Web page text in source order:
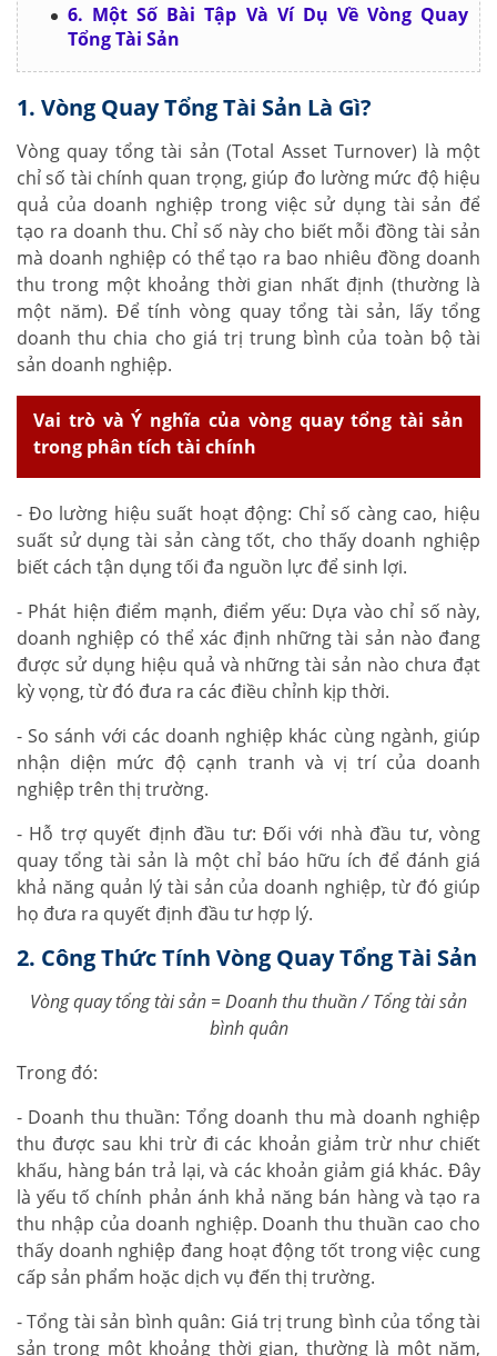
6. Một Số Bài Tập Và Ví Dụ Về Vòng Quay
Tổng Tài Sản
1. Vòng Quay Tổng Tài Sản Là Gì?
Vòng quay tổng tài sản (Total Asset Turnover) là một
chỉ số tài chính quan trọng, giúp đo lường mức độ hiệu
quả của doanh nghiệp trong việc sử dụng tài sản để
tạo ra doanh thu. Chỉ số này cho biết mỗi đồng tài sản
mà doanh nghiệp có thể tạo ra bao nhiêu đồng doanh
thu trong một khoảng thời gian nhất định (thường là
một năm). Để tính vòng quay tổng tài sản, lấy tổng
doanh thu chia cho giá trị trung bình của toàn bộ tài
sản doanh nghiệp.
Vai trò và Ý nghĩa của vòng quay tổng tài sản
trong phân tích tài chính
- Đo lường hiệu suất hoạt động: Chỉ số càng cao, hiệu
suất sử dụng tài sản càng tốt, cho thấy doanh nghiệp
biết cách tận dụng tối đa nguồn lực để sinh lợi.
- Phát hiện điểm mạnh, điểm yếu: Dựa vào chỉ số này,
doanh nghiệp có thể xác định những tài sản nào đang
được sử dụng hiệu quả và những tài sản nào chưa đạt
kỳ vọng, từ đó đưa ra các điều chỉnh kịp thời.
- So sánh với các doanh nghiệp khác cùng ngành, giúp
nhận diện mức độ cạnh tranh và vị trí của doanh
nghiệp trên thị trường.
- Hỗ trợ quyết định đầu tư: Đối với nhà đầu tư, vòng
quay tổng tài sản là một chỉ báo hữu ích để đánh giá
khả năng quản lý tài sản của doanh nghiệp, từ đó giúp
họ đưa ra quyết định đầu tư hợp lý.
2. Công Thức Tính Vòng Quay Tổng Tài Sản
Vòng quay tổng tài sản = Doanh thu thuần / Tổng tài sản
bình quân
Trong đó:
- Doanh thu thuần: Tổng doanh thu mà doanh nghiệp
thu được sau khi trừ đi các khoản giảm trừ như chiết
khấu, hàng bán trả lại, và các khoản giảm giá khác. Đây
là yếu tố chính phản ánh khả năng bán hàng và tạo ra
thu nhập của doanh nghiệp. Doanh thu thuần cao cho
thấy doanh nghiệp đang hoạt động tốt trong việc cung
cấp sản phẩm hoặc dịch vụ đến thị trường.
- Tổng tài sản bình quân: Giá trị trung bình của tổng tài
sản trong một khoảng thời gian, thường là một năm,